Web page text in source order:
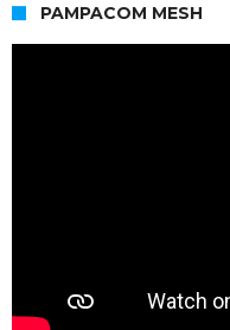
PAMPACOM MESH